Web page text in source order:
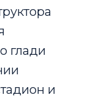
глади
и